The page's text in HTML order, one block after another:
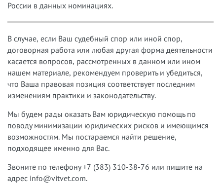
России в данных номинациях.
В случае, если Ваш судебный спор или иной спор,
договорная работа или любая другая форма деятельности
касается вопросов, рассмотренных в данном или ином
нашем материале, рекомендуем проверить и убедиться,
что Ваша правовая позиция соответствует последним
изменениям практики и законодательству.
Мы будем рады оказать Вам юридическую помощь по
поводу минимизации юридических рисков и имеющимся
возможностям. Мы постараемся найти решение,
подходящее именно для Вас.
Звоните по телефону +7 (383) 310-38-76 или пишите на
адрес info@vitvet.com.